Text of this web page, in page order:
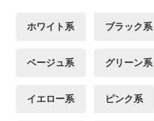
ホワイト系 ブラック系
ベージュ系 グリーン系
イエロー系 ピンク系